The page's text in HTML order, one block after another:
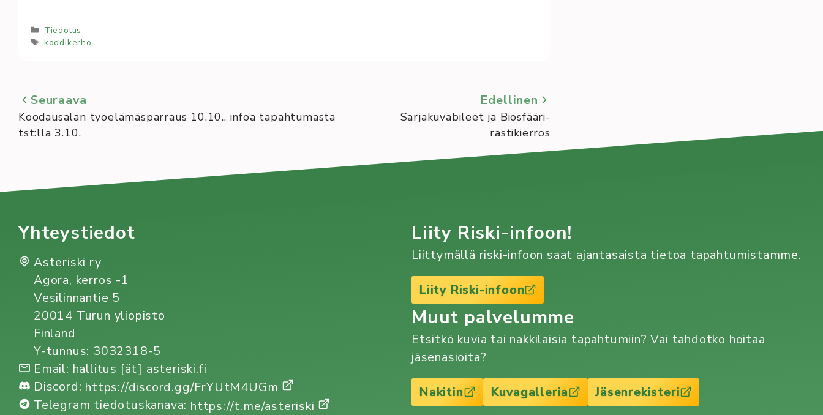
Kategoriat
Tiedotus
Avainsanat
koodikerho
Seuraava
Koodausalan työelämäsparraus 10.10., infoa tapahtumasta
tst:lla 3.10.
Edellinen
Sarjakuvabileet ja Biosfääri-
rastikierros
Yhteystiedot
Asteriski ry
Agora, kerros -1
Vesilinnantie 5
20014 Turun yliopisto
Finland
Y-tunnus: 3032318-5
Email: hallitus [ät] asteriski.fi
Discord: https://discord.gg/FrYUtM4UGm
Telegram tiedotuskanava: https://t.me/asteriski
Liity Riski-infoon!
Liittymällä riski-infoon saat ajantasaista tietoa tapahtumistamme.
Liity Riski-infoon
Muut palvelumme
Etsitkö kuvia tai nakkilaisia tapahtumiin? Vai tahdotko hoitaa
jäsenasioita?
Nakitin Kuvagalleria Jäsenrekisteri